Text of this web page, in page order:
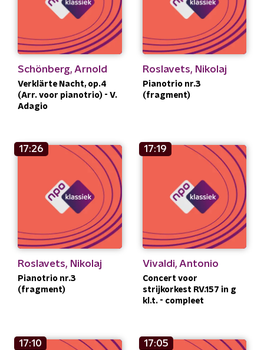
Schönberg, Arnold
Verklärte Nacht, op.4
(Arr. voor pianotrio) - V.
Adagio
Roslavets, Nikolaj
Pianotrio nr.3
(fragment)
17:26
Roslavets, Nikolaj
Pianotrio nr.3
(fragment)
17:19
Vivaldi, Antonio
Concert voor
strijkorkest RV.157 in g
kl.t. - compleet
17:10 17:05